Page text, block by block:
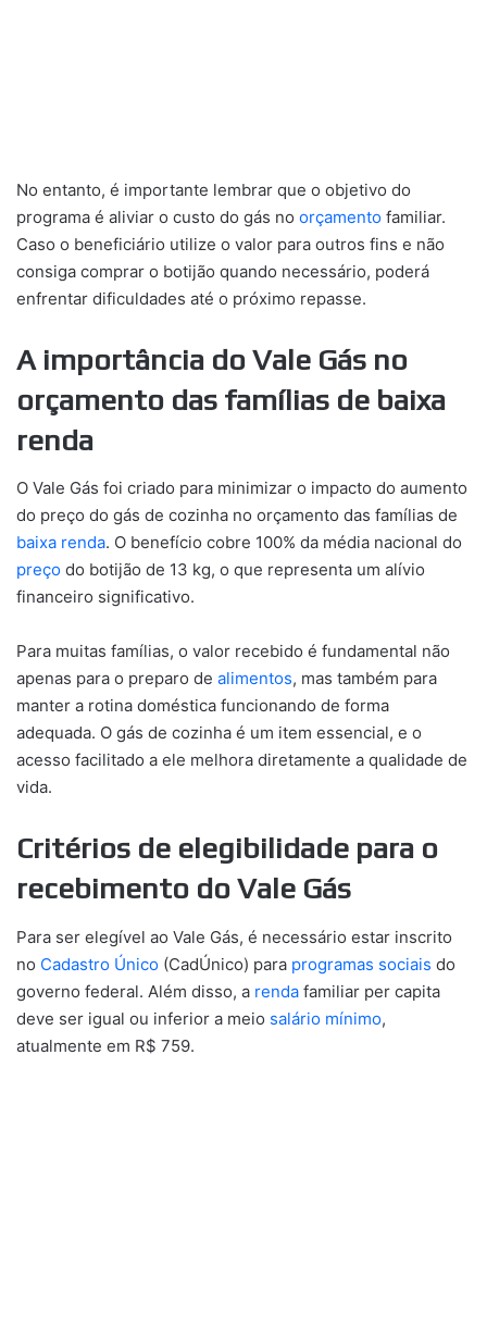
No entanto, é importante lembrar que o objetivo do
programa é aliviar o custo do gás no orçamento familiar.
Caso o beneficiário utilize o valor para outros fins e não
consiga comprar o botijão quando necessário, poderá
enfrentar dificuldades até o próximo repasse.
A importância do Vale Gás no
orçamento das famílias de baixa
renda
O Vale Gás foi criado para minimizar o impacto do aumento
do preço do gás de cozinha no orçamento das famílias de
baixa renda. O benefício cobre 100% da média nacional do
preço do botijão de 13 kg, o que representa um alívio
financeiro significativo.
Para muitas famílias, o valor recebido é fundamental não
apenas para o preparo de alimentos, mas também para
manter a rotina doméstica funcionando de forma
adequada. O gás de cozinha é um item essencial, e o
acesso facilitado a ele melhora diretamente a qualidade de
vida.
Critérios de elegibilidade para o
recebimento do Vale Gás
Para ser elegível ao Vale Gás, é necessário estar inscrito
no Cadastro Único (CadÚnico) para programas sociais do
governo federal. Além disso, a renda familiar per capita
deve ser igual ou inferior a meio salário mínimo,
atualmente em R$ 759.